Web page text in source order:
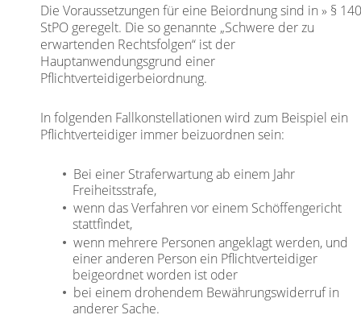
Die Voraussetzungen für eine Beiordnung sind in §
StPO geregelt. Die so genannte „Schwere der zu
erwartenden Rechtsfolgen“ ist der
Hauptanwendungsgrund einer
Pflichtverteidigerbeiordnung.
In folgenden Fallkonstellationen wird zum Beispiel ein
Pflichtverteidiger immer beizuordnen sein:
Bei einer Straferwartung ab einem Jahr
Freiheitsstrafe,
wenn das Verfahren vor einem Schöffengericht
stattfindet,
wenn mehrere Personen angeklagt werden, und
einer anderen Person ein Pflichtverteidiger
beigeordnet worden ist oder
bei einem drohendem Bewährungswiderruf in
anderer Sache.